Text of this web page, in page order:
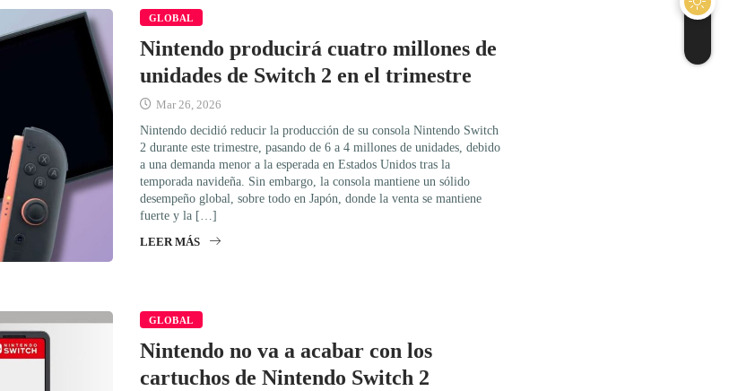
GLOBAL
Nintendo producirá cuatro millones de
unidades de Switch 2 en el trimestre
Mar 26, 2026
Nintendo decidió reducir la producción de su consola Nintendo Switch
2 durante este trimestre, pasando de 6 a 4 millones de unidades, debido
a una demanda menor a la esperada en Estados Unidos tras la
temporada navideña. Sin embargo, la consola mantiene un sólido
desempeño global, sobre todo en Japón, donde la venta se mantiene
fuerte y la […]
LEER MÁS
GLOBAL
Nintendo no va a acabar con los
cartuchos de Nintendo Switch 2